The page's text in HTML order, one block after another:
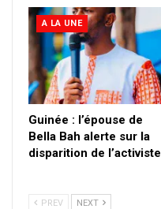
A LA UNE
Guinée : l’épouse de
Bella Bah alerte sur la
disparition de l’activiste
PREV NEXT